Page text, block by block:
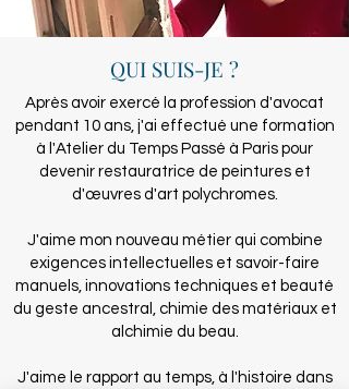
QUI SUIS-JE ?
Après avoir exercé la profession d'avocat
pendant 10 ans, j'ai effectué une formation
à l'Atelier du Temps Passé à Paris pour
devenir restauratrice de peintures et
d'œuvres d'art polychromes.
J'aime mon nouveau métier qui combine
exigences intellectuelles et savoir-faire
manuels, innovations techniques et beauté
du geste ancestral, chimie des matériaux et
alchimie du beau.
J'aime le rapport au temps, à l'histoire dans